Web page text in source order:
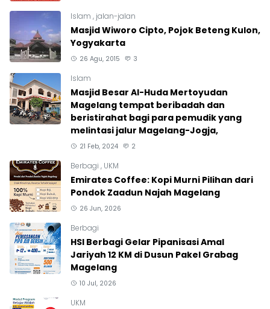
Islam , jalan-jalan
Masjid Wiworo Cipto, Pojok Beteng Kulon,
Yogyakarta
26 Agu, 2015 3
Islam
Masjid Besar Al-Huda Mertoyudan
Magelang tempat beribadah dan
beristirahat bagi para pemudik yang
melintasi jalur Magelang-Jogja,
21 Feb, 2024 2
Berbagi , UKM
Emirates Coffee: Kopi Murni Pilihan dari
Pondok Zaadun Najah Magelang
26 Jun, 2026
Berbagi
HSI Berbagi Gelar Pipanisasi Amal
Jariyah 12 KM di Dusun Pakel Grabag
Magelang
10 Jul, 2026
UKM